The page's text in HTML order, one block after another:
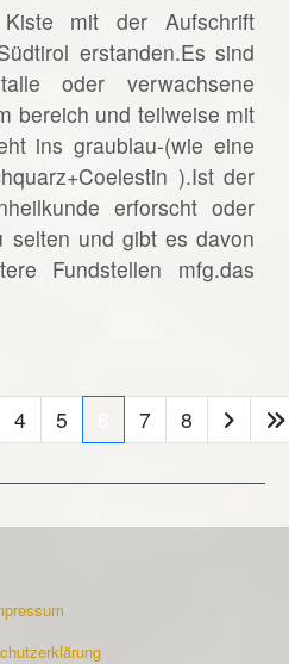
mit der Aufschrift
erstanden.Es sind
oder verwachsene
bereich und teilweise mit
ins graublau-(wie eine
).Ist der
erforscht oder
selten und gibt es davon
Fundstellen mfg.das
4 5 7 8